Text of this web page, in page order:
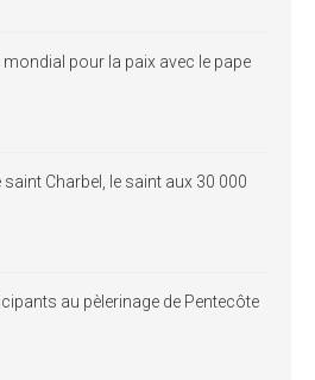
mondial pour la paix avec le pape
Charbel, le saint aux 30 000
au pèlerinage de Pentecôte